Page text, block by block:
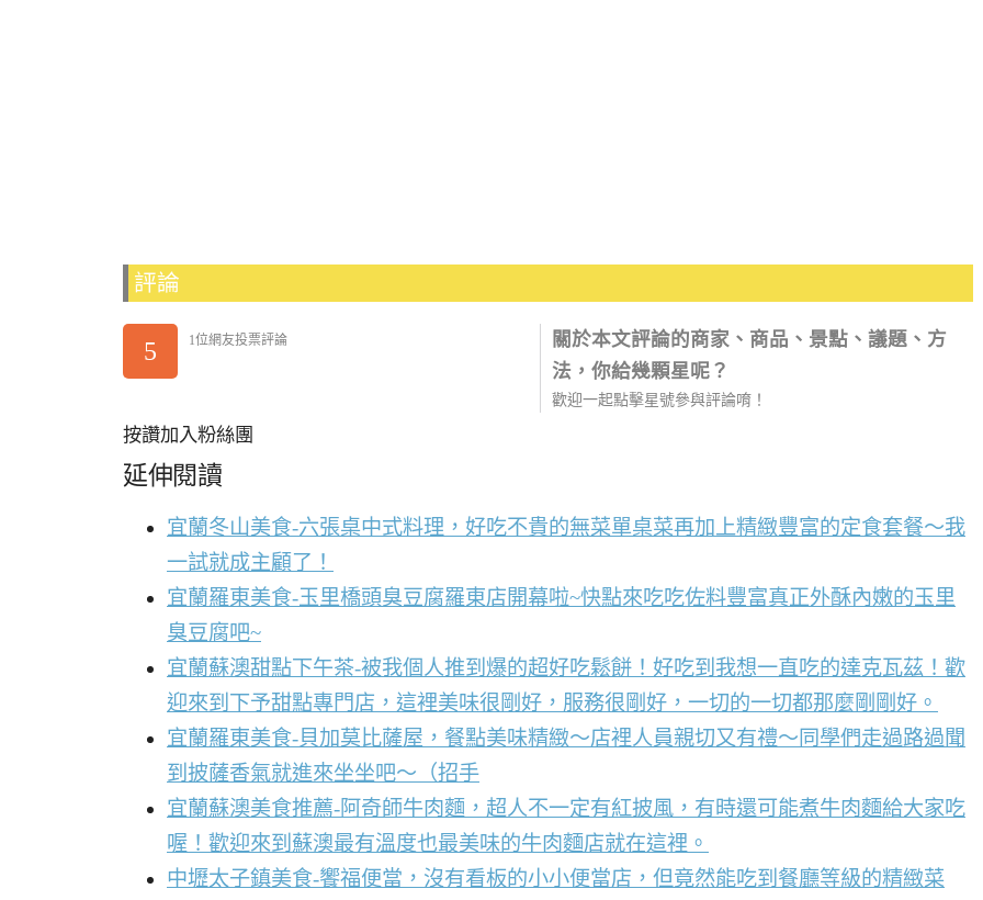
評論
5 1位網友投票評論
關於本文評論的商家、商品、景點、議題、方
法，你給幾顆星呢？
歡迎一起點擊星號參與評論唷！
按讚加入粉絲團
延伸閱讀
宜蘭冬山美食-六張桌中式料理，好吃不貴的無菜單桌菜再加上精緻豐富的定食套餐～我
一試就成主顧了！
宜蘭羅東美食-玉里橋頭臭豆腐羅東店開幕啦~快點來吃吃佐料豐富真正外酥內嫩的玉里
臭豆腐吧~
宜蘭蘇澳甜點下午茶-被我個人推到爆的超好吃鬆餅！好吃到我想一直吃的達克瓦茲！歡
迎來到下予甜點專門店，這裡美味很剛好，服務很剛好，一切的一切都那麼剛剛好。
宜蘭羅東美食-貝加莫比薩屋，餐點美味精緻～店裡人員親切又有禮～同學們走過路過聞
到披薩香氣就進來坐坐吧～（招手
宜蘭蘇澳美食推薦-阿奇師牛肉麵，超人不一定有紅披風，有時還可能煮牛肉麵給大家吃
喔！歡迎來到蘇澳最有溫度也最美味的牛肉麵店就在這裡。
中壢太子鎮美食-饗福便當，沒有看板的小小便當店，但竟然能吃到餐廳等級的精緻菜